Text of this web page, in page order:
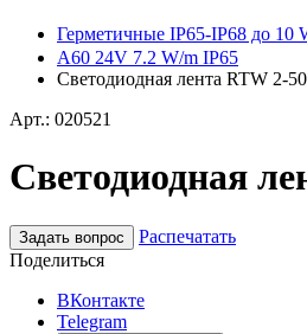
Герметичные IP65-IP68 до 10
A60 24V 7.2 W/m IP65
Светодиодная лента RTW 2-
Арт.: 020521
Светодиодная
Задать вопрос
Распечатать
Поделиться
ВКонтакте
Telegram